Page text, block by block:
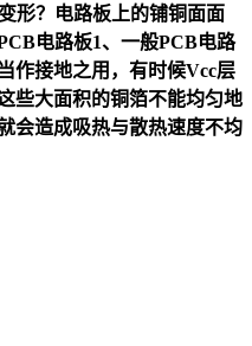
形？电路板上的铺铜面面
电路板1、一般PCB电路
作接地之用，有时候Vcc层
些大面积的铜箔不能均匀地
会造成吸热与散热速度不均